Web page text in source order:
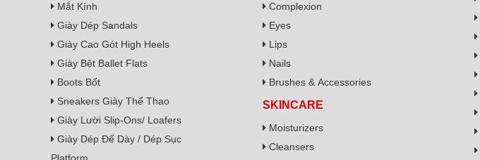
Mắt Kính
Giày Dép Sandals
Giày Cao Gót High Heels
Giày Bệt Ballet Flats
Boots Bốt
Sneakers Giày Thể Thao
Giày Lười Slip-Ons/ Loafers
Giày Dép Đế Dày / Dép Sục
Complexion
Eyes
Lips
Nails
Brushes & Accessories
SKINCARE
Moisturizers
Cleansers